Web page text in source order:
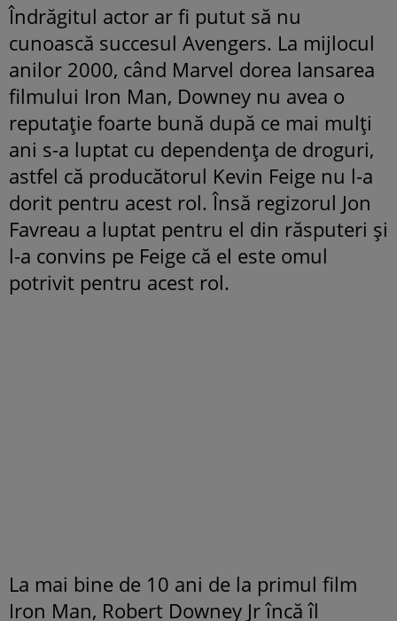
Îndrăgitul actor ar fi putut să nu
cunoască succesul Avengers. La mijlocul
anilor 2000, când Marvel dorea lansarea
filmului Iron Man, Downey nu avea o
reputație foarte bună după ce mai mulți
ani s-a luptat cu dependența de droguri,
astfel că producătorul Kevin Feige nu l-a
dorit pentru acest rol. Însă regizorul Jon
Favreau a luptat pentru el din răsputeri și
l-a convins pe Feige că el este omul
potrivit pentru acest rol.
La mai bine de 10 ani de la primul film
Iron Man, Robert Downey Jr încă îl